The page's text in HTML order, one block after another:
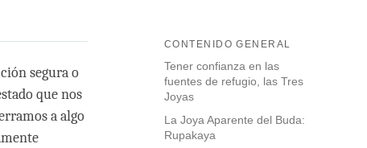
CONTENIDO GENERAL
Tener confianza en las
fuentes de refugio, las Tres
Joyas
La Joya Aparente del Buda:
Rupakaya
segura o
que nos
a algo